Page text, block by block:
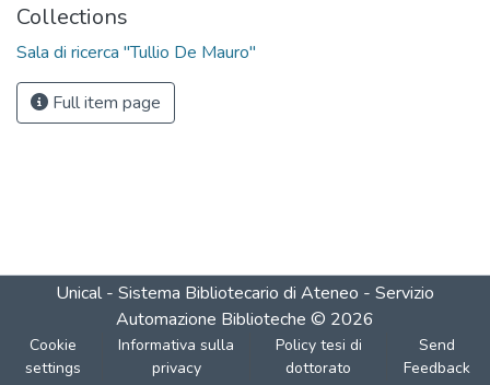
Collections
Sala di ricerca "Tullio De Mauro"
Full item page
Unical - Sistema Bibliotecario di Ateneo - Servizio
Automazione Biblioteche © 2026
Cookie
settings
Informativa sulla
privacy
Policy tesi di
dottorato
Send
Feedback